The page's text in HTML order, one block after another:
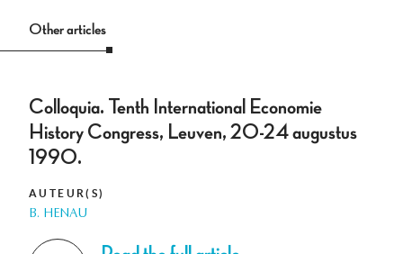
Other articles
Colloquia. Tenth International Economie
History Congress, Leuven, 20-24 augustus
1990.
AUTEUR(S)
B. HENAU